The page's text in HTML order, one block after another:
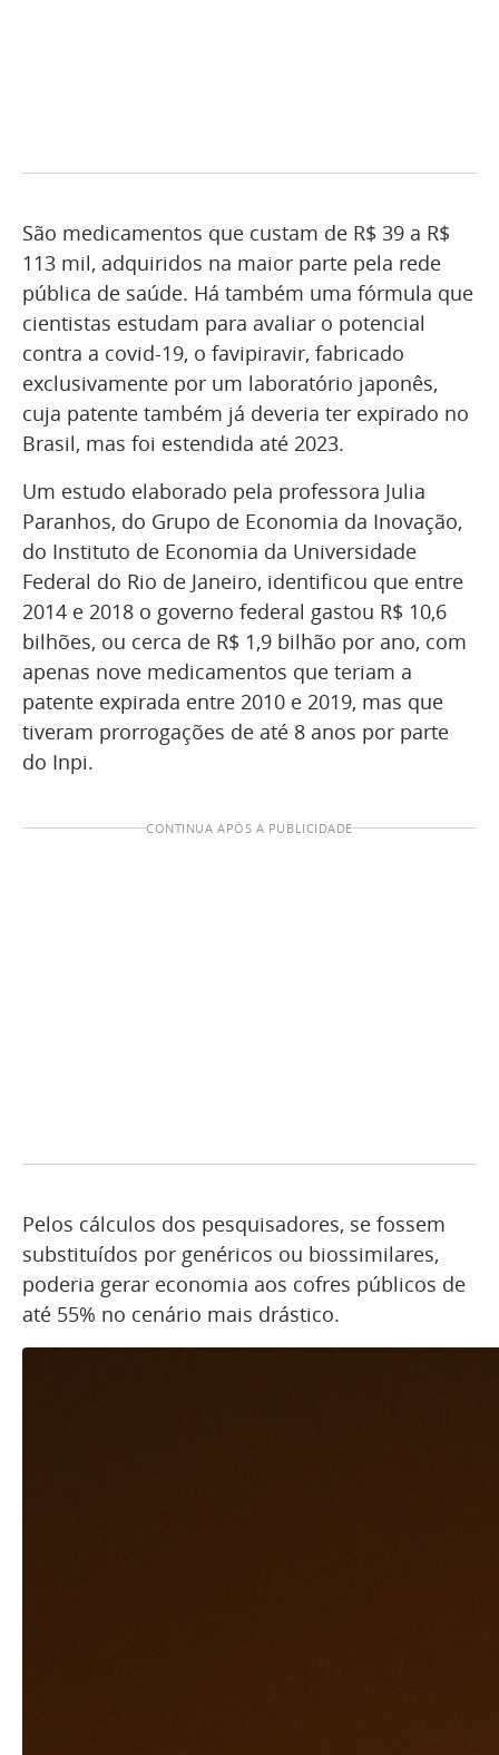
São medicamentos que custam de R$ 39 a R$
113 mil, adquiridos na maior parte pela rede
pública de saúde. Há também uma fórmula que
cientistas estudam para avaliar o potencial
contra a covid-19, o favipiravir, fabricado
exclusivamente por um laboratório japonês,
cuja patente também já deveria ter expirado no
Brasil, mas foi estendida até 2023.
Um estudo elaborado pela professora Julia
Paranhos, do Grupo de Economia da Inovação,
do Instituto de Economia da Universidade
Federal do Rio de Janeiro, identificou que entre
2014 e 2018 o governo federal gastou R$ 10,6
bilhões, ou cerca de R$ 1,9 bilhão por ano, com
apenas nove medicamentos que teriam a
patente expirada entre 2010 e 2019, mas que
tiveram prorrogações de até 8 anos por parte
do Inpi.
CONTINUA APÓS A PUBLICIDADE
Pelos cálculos dos pesquisadores, se fossem
substituídos por genéricos ou biossimilares,
poderia gerar economia aos cofres públicos de
até 55% no cenário mais drástico.